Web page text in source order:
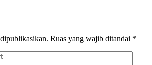
Ruas yang wajib ditandai *